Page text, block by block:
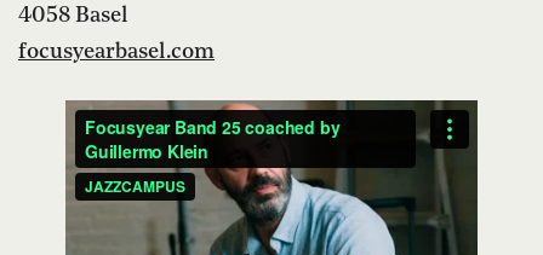
4058 Basel
focusyearbasel.com